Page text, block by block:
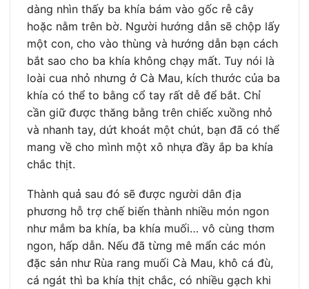
dàng nhìn thấy ba khía bám vào gốc rễ cây
hoặc nằm trên bờ. Người hướng dẫn sẽ chộp lấy
một con, cho vào thùng và hướng dẫn bạn cách
bắt sao cho ba khía không chạy mất. Tuy nói là
loài cua nhỏ nhưng ở Cà Mau, kích thước của ba
khía có thể to bằng cổ tay rất dễ để bắt. Chỉ
cần giữ được thăng bằng trên chiếc xuồng nhỏ
và nhanh tay, dứt khoát một chút, bạn đã có thể
mang về cho mình một xô nhựa đầy ắp ba khía
chắc thịt.
Thành quả sau đó sẽ được người dân địa
phương hỗ trợ chế biến thành nhiều món ngon
như mắm ba khía, ba khía muối… vô cùng thơm
ngon, hấp dẫn. Nếu đã từng mê mẩn các món
đặc sản như Rùa rang muối Cà Mau, khô cá đù,
cá ngát thì ba khía thịt chắc, có nhiều gạch khi